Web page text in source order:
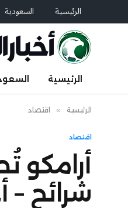
الرئيسية السعودية
الرئيسية
الرئيسية » اقتصاد
اقتصاد
شرائح –